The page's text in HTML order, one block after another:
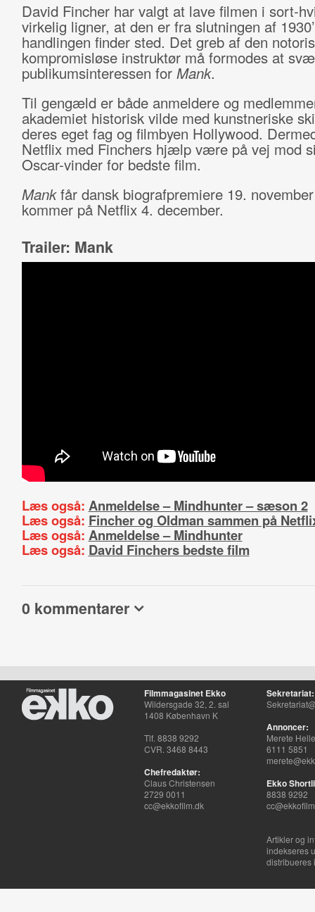
David Fincher har valgt at lave filmen i sort-
virkelig ligner, at den er fra slutningen af
handlingen finder sted. Det greb af den
kompromisløse instruktør må formodes at
publikumsinteressen for Mank.
Til gengæld er både anmeldere og
akademiet historisk vilde med kunstneriske
deres eget fag og filmbyen Hollywood.
Netflix med Finchers hjælp være på vej mod
Oscar-vinder for bedste film.
Mankfår dansk biografpremiere 19.
kommer på Netflix 4. december.
Trailer: Mank
Læs også: Anmeldelse – Mindhunter – sæson 2
Læs også: Fincher og Oldman sammen på
Læs også: Anmeldelse – Mindhunter
Læs også: David Finchers bedste film
0 kommentarer
Filmmagasinet Ekko
Wildersgade 32, 2. sal
1408 København K
Tlf. 8838 9292
CVR. 3468 8443
Chefredaktør:
Claus Christensen
2729 0011
cc@ekkofilm.dk
Sekretariat:
Annoncer:
Merete
6111 5851
Ekko
8838 9292
Artikler og
indekseres
distribueres